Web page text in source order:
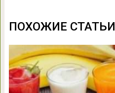
ПОХОЖИЕ СТАТЬИ